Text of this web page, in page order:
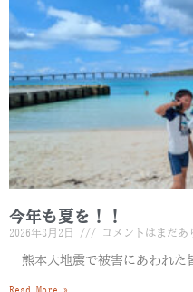
今年も夏を！！
2026年8月2日 コメントはまだあ
熊本大地震で被害にあわれた
Read More »